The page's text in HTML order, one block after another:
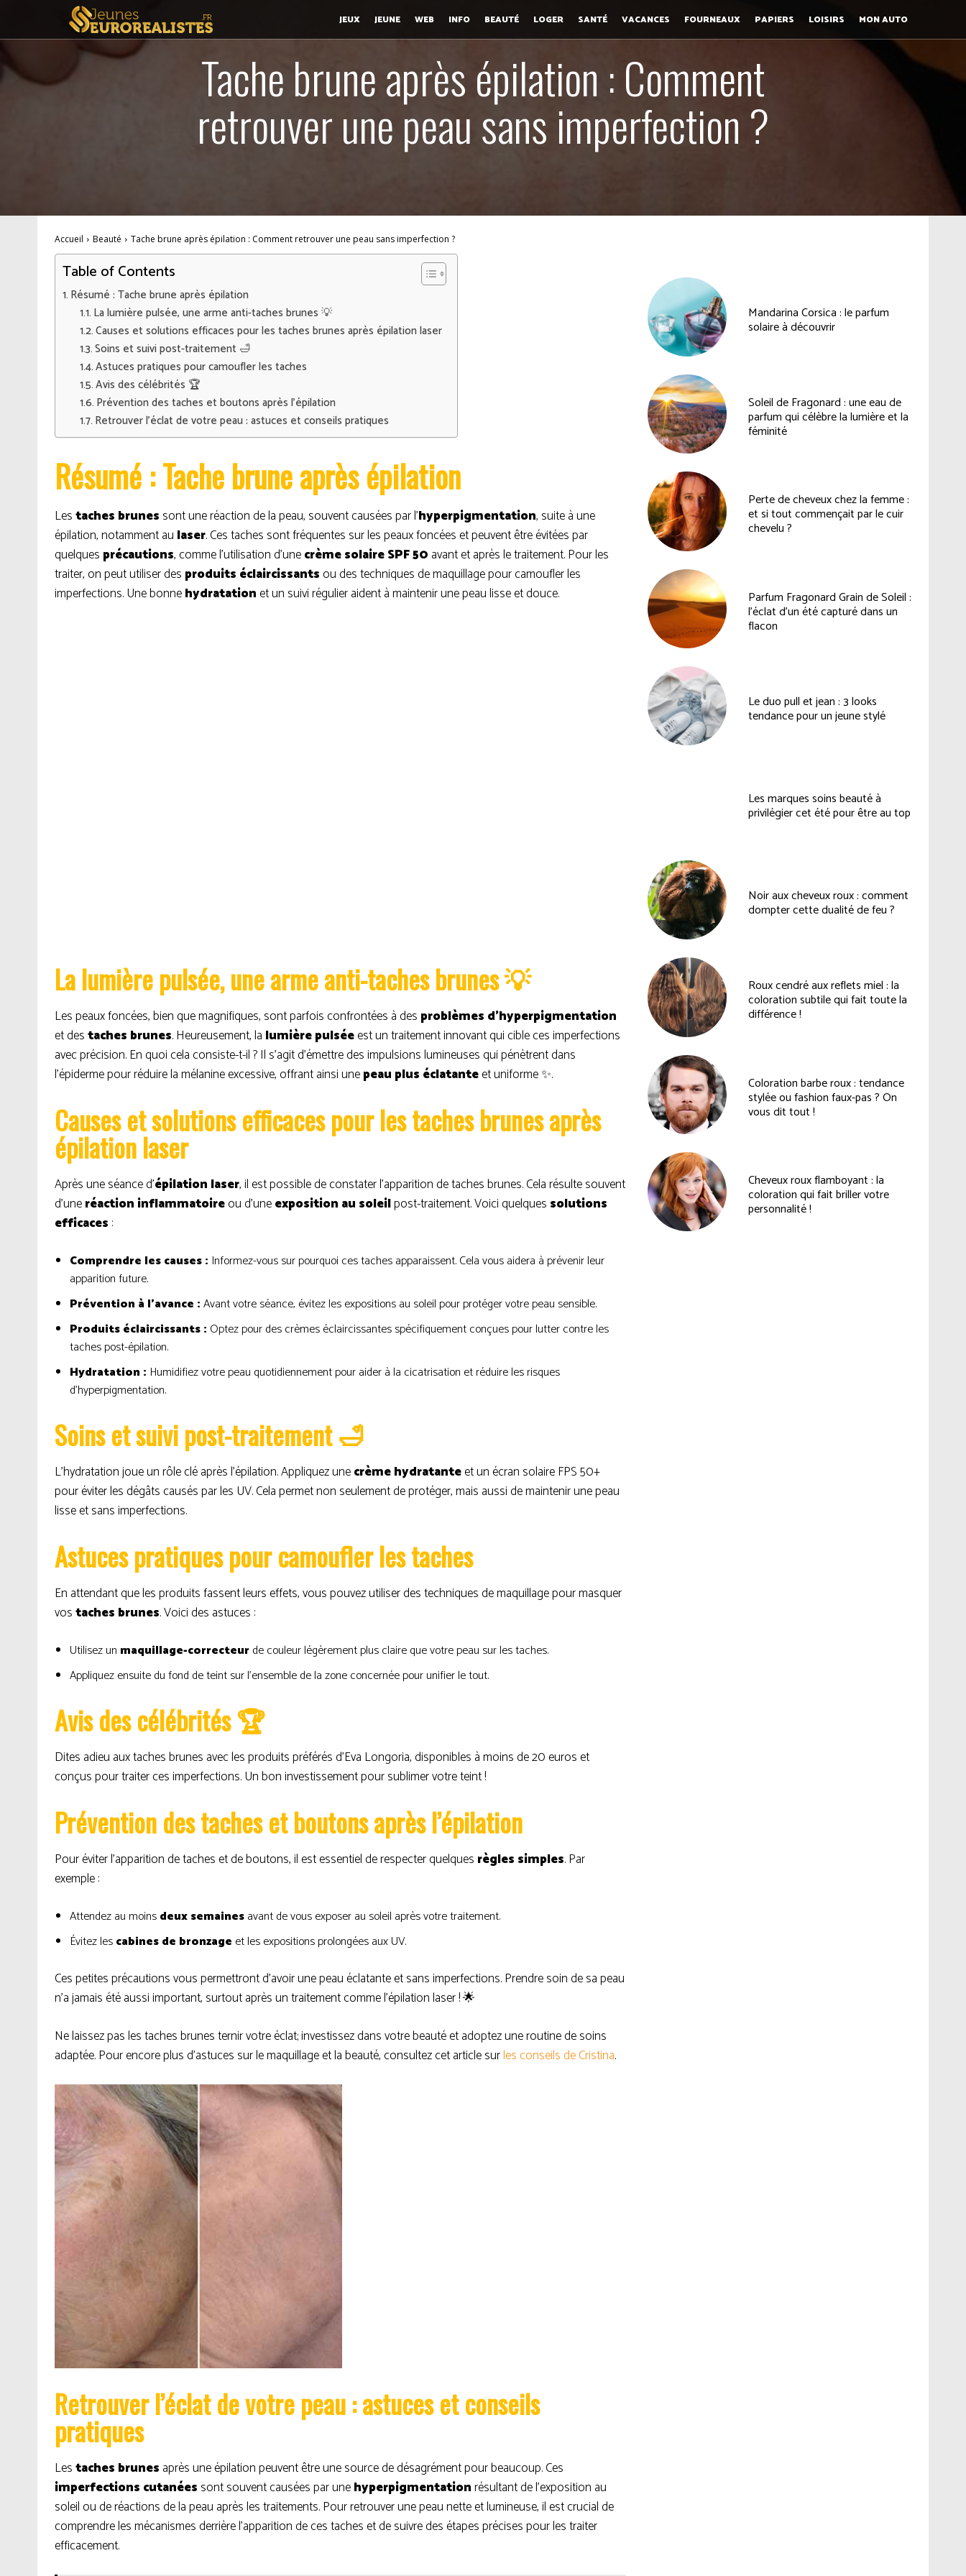
JEUX JEUNE WEB INFO BEAUTÉ LOGER SANTÉ VACANCES FOURNEAUX PAPIERS LOISIRS MON AUTO
Tache brune après épilation : Comment
retrouver une peau sans imperfection ?
Accueil Beauté Tache brune après épilation : Comment retrouver une peau sans imperfection ?
Table of Contents
Résumé : Tache brune après épilation
La lumière pulsée, une arme anti-taches brunes 💡
Causes et solutions efficaces pour les taches brunes après épilation laser
Soins et suivi post-traitement 🛁
Astuces pratiques pour camoufler les taches
Avis des célébrités 🏆
Prévention des taches et boutons après l’épilation
Retrouver l’éclat de votre peau : astuces et conseils pratiques
Résumé : Tache brune après épilation
Lestaches brunes sont une réaction de la peau, souvent causées par l’hyperpigmentation, suite à une
épilation, notamment au laser. Ces taches sont fréquentes sur les peaux foncées et peuvent être évitées par
quelques précautions, comme l’utilisation d’unecrème solaire SPF 50 avant et après le traitement. Pour les
traiter, on peut utiliser des produits éclaircissantsou des techniques de maquillage pour camoufler les
imperfections. Une bonnehydratationet un suivi régulier aident à maintenir une peau lisse et douce.
La lumière pulsée, une arme anti-taches brunes 💡
Les peaux foncées, bien que magnifiques, sont parfois confrontées à des problèmes d’hyperpigmentation
et destaches brunes. Heureusement, la lumière pulséeest un traitement innovant qui cible ces imperfections
avec précision. En quoi cela consiste-t-il ? Il s’agit d’émettre des impulsions lumineuses qui pénètrent dans
l’épiderme pour réduire la mélanine excessive, offrant ainsi unepeau plus éclatanteet uniforme ✨.
Causes et solutions efficaces pour les taches brunes après
épilation laser
Après une séance d’épilation laser, il est possible de constater l’apparition de taches brunes. Cela résulte souvent
d’uneréaction inflammatoireou d’uneexposition au soleilpost-traitement. Voici quelques solutions
efficaces :
Comprendre les causes : Informez-vous sur pourquoi ces taches apparaissent. Cela vous aidera à prévenir leur
apparition future.
Prévention à l’avance :Avant votre séance, évitez les expositions au soleil pour protéger votre peau sensible.
Produits éclaircissants : Optez pour des crèmes éclaircissantes spécifiquement conçues pour lutter contre les
taches post-épilation.
Hydratation : Humidifiez votre peau quotidiennement pour aider à la cicatrisation et réduire les risques
d’hyperpigmentation.
Soins et suivi post-traitement 🛁
L’hydratation joue un rôle clé après l’épilation. Appliquez unecrème hydratanteet un écran solaire FPS 50+
pour éviter les dégâts causés par les UV. Cela permet non seulement de protéger, mais aussi de maintenir une peau
lisse et sans imperfections.
Astuces pratiques pour camoufler les taches
En attendant que les produits fassent leurs effets, vous pouvez utiliser des techniques de maquillage pour masquer
vostaches brunes. Voici des astuces :
Utilisez un maquillage-correcteurde couleur légèrement plus claire que votre peau sur les taches.
Appliquez ensuite du fond de teint sur l’ensemble de la zone concernée pour unifier le tout.
Avis des célébrités 🏆
Dites adieu aux taches brunes avec les produits préférés d’Eva Longoria, disponibles à moins de 20 euros et
conçus pour traiter ces imperfections. Un bon investissement pour sublimer votre teint !
Prévention des taches et boutons après l’épilation
Pour éviter l’apparition de taches et de boutons, il est essentiel de respecter quelques règles simples. Par
exemple :
Attendez au moinsdeux semainesavant de vous exposer au soleil après votre traitement.
Évitez lescabines de bronzage et les expositions prolongées aux UV.
Ces petites précautions vous permettront d’avoir une peau éclatante et sans imperfections. Prendre soin de sa peau
n’a jamais été aussi important, surtout après un traitement comme l’épilation laser ! 🌟
Ne laissez pas les taches brunes ternir votre éclat; investissez dans votre beauté et adoptez une routine de soins
adaptée. Pour encore plus d’astuces sur le maquillage et la beauté, consultez cet article surles conseils de Cristina.
Retrouver l’éclat de votre peau : astuces et conseils
pratiques
Lestaches brunes après une épilation peuvent être une source de désagrément pour beaucoup. Ces
imperfections cutanées sont souvent causées par unehyperpigmentationrésultant de l’exposition au
soleil ou de réactions de la peau après les traitements. Pour retrouver une peau nette et lumineuse, il est crucial de
comprendre les mécanismes derrière l’apparition de ces taches et de suivre des étapes précises pour les traiter
efficacement.
Mandarina Corsica : le parfum
solaire à découvrir
Soleil de Fragonard : une eau de
parfum qui célèbre la lumière et la
féminité
Perte de cheveux chez la femme :
et si tout commençait par le cuir
chevelu ?
Parfum Fragonard Grain de Soleil :
l’éclat d’un été capturé dans un
flacon
Le duo pull et jean : 3 looks
tendance pour un jeune stylé
Les marques soins beauté à
privilégier cet été pour être au top
Noir aux cheveux roux : comment
dompter cette dualité de feu ?
Roux cendré aux reflets miel : la
coloration subtile qui fait toute la
différence !
Coloration barbe roux : tendance
stylée ou fashion faux-pas ? On
vous dit tout !
Cheveux roux flamboyant : la
coloration qui fait briller votre
personnalité !